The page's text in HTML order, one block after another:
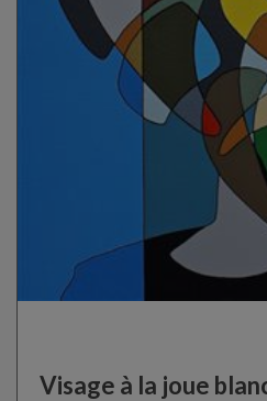
Visage à la joue